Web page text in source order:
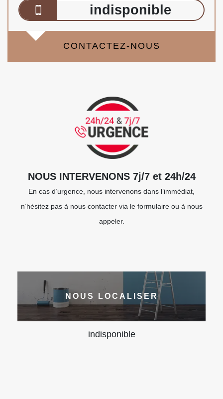
indisponible
CONTACTEZ-NOUS
NOUS INTERVENONS 7j/7 et 24h/24
En cas d’urgence, nous intervenons dans l’immédiat,
n’hésitez pas à nous contacter via le formulaire ou à nous
appeler.
NOUS LOCALISER
indisponible